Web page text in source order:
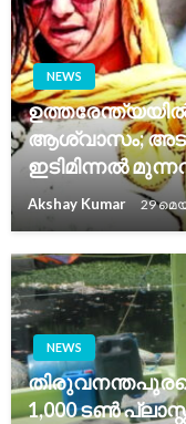
NEWS
ആശ്വാസം;
ഇടിമിന്നൽ
Akshay Kumar 29
NEWS
1,000 ടൺ